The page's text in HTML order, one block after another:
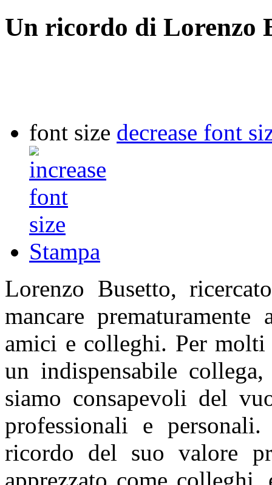
Un ricordo di Lorenzo
font size decrease font
Stampa
Lorenzo Busetto,
mancare
amici e colleghi. Per
un indispensabile
siamo consapevoli del
professionali e
ricordo del suo valore
apprezzato come